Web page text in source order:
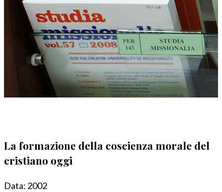
La formazione della coscienza morale del
cristiano oggi
Data: 2002